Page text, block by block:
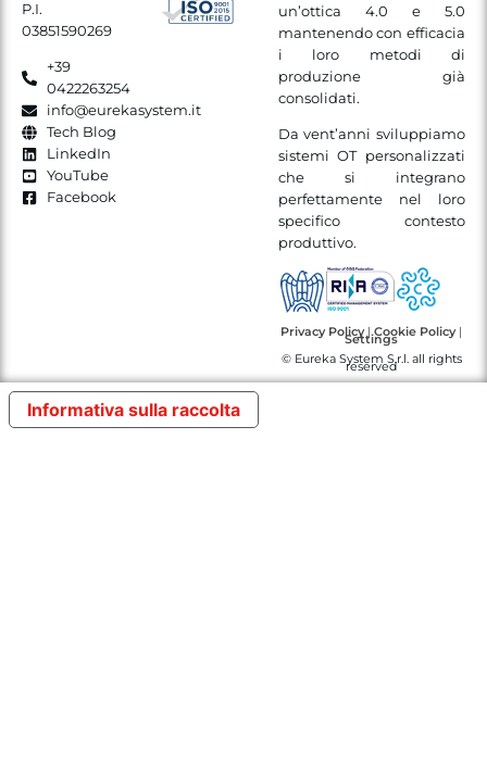
un’ottica 4.0 e 5.0
mantenendo con efficacia
i loro metodi di
produzione già
consolidati.
Da vent’anni sviluppiamo
sistemi OT personalizzati
che si integrano
perfettamente nel loro
specifico contesto
produttivo.
Privacy Policy|Cookie Policy|
Settings
© Eureka System S.r.l. all rights
reserved
P.I.
03851590269
+39
0422263254
info@eurekasystem.it
Tech Blog
LinkedIn
YouTube
Facebook
Informativa sulla raccolta